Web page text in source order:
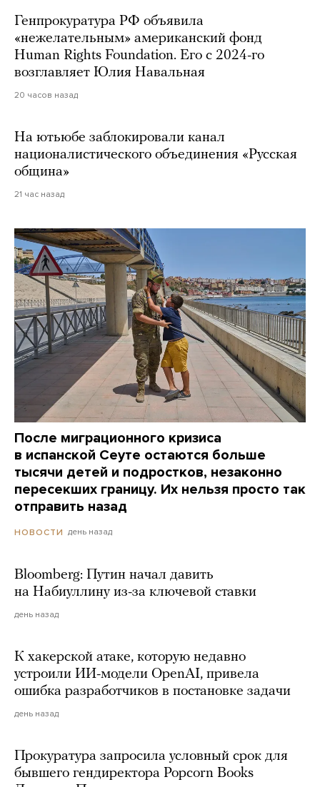
Генпрокуратура РФ объявила
«нежелательным» американский фонд
Human Rights Foundation. Его с 2024-го
возглавляет Юлия Навальная
20 часов назад
На ютьюбе заблокировали канал
националистического объединения «Русская
община»
21 час назад
После миграционного кризиса
в испанской Сеуте остаются больше
тысячи детей и подростков, незаконно
пересекших границу. Их нельзя просто так
отправить назад
НОВОСТИ день назад
Bloomberg: Путин начал давить
на Набиуллину из-за ключевой ставки
день назад
К хакерской атаке, которую недавно
устроили ИИ-модели OpenAI, привела
ошибка разработчиков в постановке задачи
день назад
Прокуратура запросила условный срок для
бывшего гендиректора Popcorn Books